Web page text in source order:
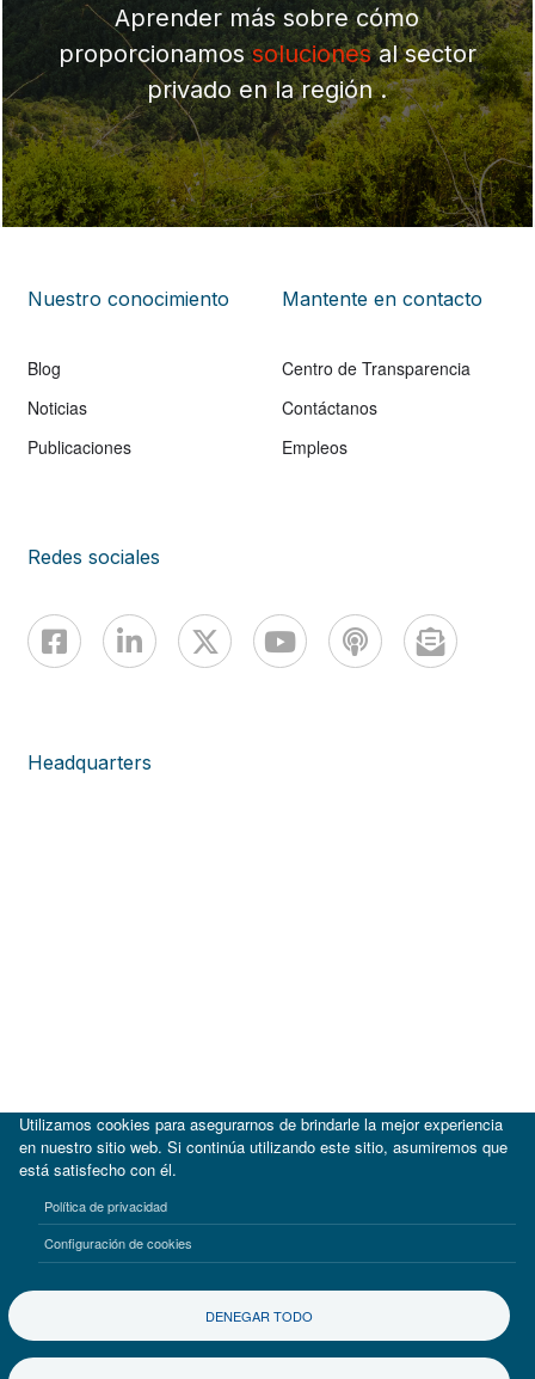
Aprender más sobre cómo
proporcionamossolucionesal sector
privado en la región .
Nuestro conocimiento
Blog
Noticias
Publicaciones
Mantente en contacto
Centro de Transparencia
Contáctanos
Empleos
Redes sociales
Headquarters
Términos de uso Aviso de privacidad
Utilizamos cookies para asegurarnos de brindarle la mejor experiencia
en nuestro sitio web. Si continúa utilizando este sitio, asumiremos que
está satisfecho con él.
Política de privacidad
Configuración de cookies
DENEGAR TODO